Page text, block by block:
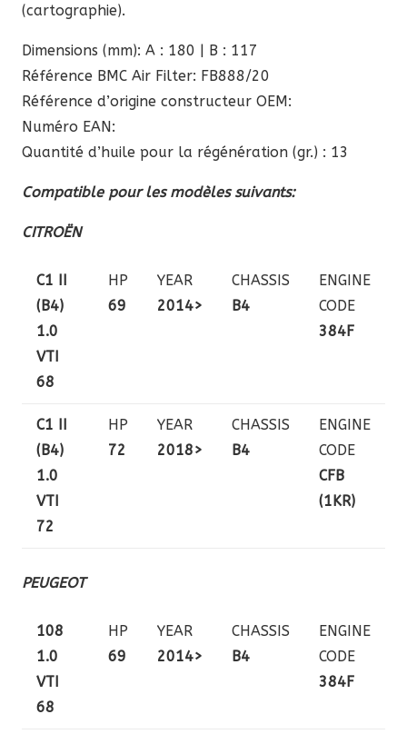
(cartographie).
Dimensions (mm): A : 180 | B : 117
Référence BMC Air Filter: FB888/20
Référence d’origine constructeur OEM:
Numéro EAN:
Quantité d’huile pour la régénération (gr.) : 13
Compatible pour les modèles suivants:
CITROËN
C1 II
(B4)
1.0
VTI
68
HP
69
YEAR
2014>
CHASSIS
B4
ENGINE
CODE
384F
C1 II
(B4)
1.0
VTI
72
HP
72
YEAR
2018>
CHASSIS
B4
ENGINE
CODE
CFB
(1KR)
PEUGEOT
108
1.0
VTI
68
HP
69
YEAR
2014>
CHASSIS
B4
ENGINE
CODE
384F